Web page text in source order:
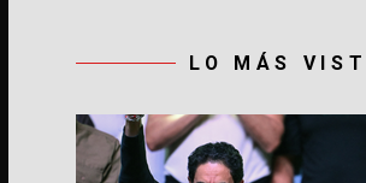
LO MÁS